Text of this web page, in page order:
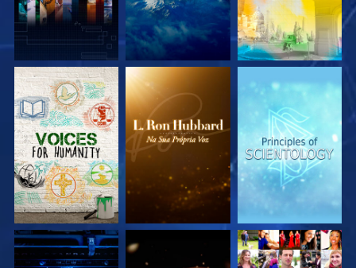
EXPLORE A SÉRIE EXPLORE A SÉRIE EXPLORE A SÉRIE